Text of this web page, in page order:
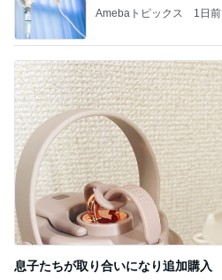
Amebaトピックス 1日前
息子たちが取り合いになり追加購入